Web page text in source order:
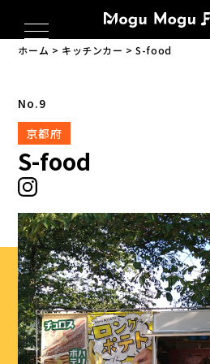
ホーム キッチンカー S-food
No.9
京都府
S-food